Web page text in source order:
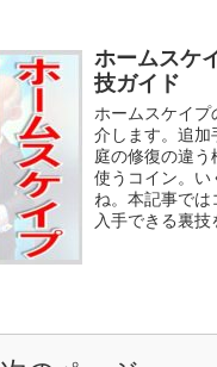
ホームスケ
技ガイド
ホームスケイプ
介します。追加
庭の修復の違う
使うコイン。い
ね。本記事で
入手できる裏技